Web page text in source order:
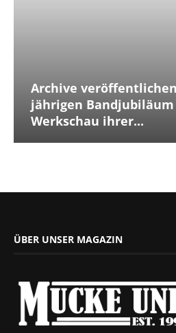
Archive
jährigen
Werkschau ihrer...
ÜBER UNSER MAGAZIN